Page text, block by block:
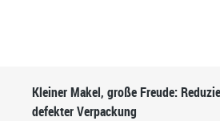
Produktgalerie überspringen
Kleiner Makel, große Freude:
defekter Verpackung